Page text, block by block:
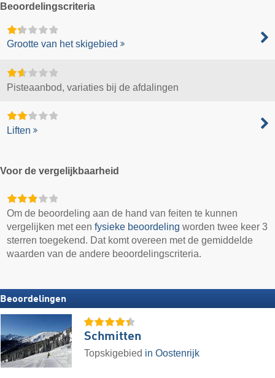
Beoordelingscriteria
Grootte van het skigebied
Pisteaanbod, variaties bij de afdalingen
Liften
Voor de vergelijkbaarheid
Om de beoordeling aan de hand van feiten te kunnen
vergelijken met eenfysieke beoordeling worden twee keer 3
sterren toegekend. Dat komt overeen met de gemiddelde
waarden van de andere beoordelingscriteria.
Beoordelingen
Schmitten
Topskigebied in Oostenrijk